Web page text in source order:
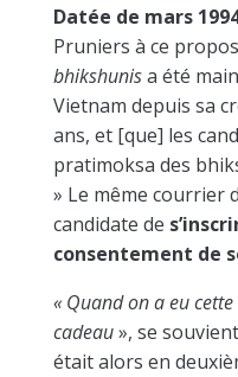
Datée de mars
Pruniers à ce
bhikshunisa été
Vietnam depuis sa
ans, et [que] les
pratimoksa des
» Le même courrier
candidate de
consentement de
« Quand on a eu
cadeau», se
était alors en